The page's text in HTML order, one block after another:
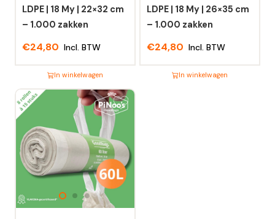
LDPE | 18 My | 22×32 cm
– 1.000 zakken
€24,80 Incl. BTW
In winkelwagen
Dit
product
heeft
meerdere
variaties.
Deze
kan
LDPE | 18 My | 26×35 cm
– 1.000 zakken
€24,80 Incl. BTW
In winkelwagen